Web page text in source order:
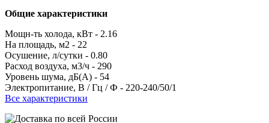
Общие характеристики
Мощн-ть холода, кВт - 2.16
На площадь, м2 - 22
Осушение, л/сутки - 0.80
Расход воздуха, м3/ч - 290
Уровень шума, дБ(А) - 54
Электропитание, В / Гц / Ф - 220-240/50/1
Все характеристики